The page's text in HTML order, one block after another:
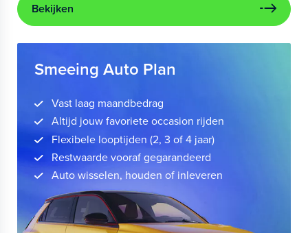
Bekijken
Smeeing Auto Plan
Vast laag maandbedrag
Altijd jouw favoriete occasion rijden
Flexibele looptijden (2, 3 of 4 jaar)
Restwaarde vooraf gegarandeerd
Auto wisselen, houden of inleveren